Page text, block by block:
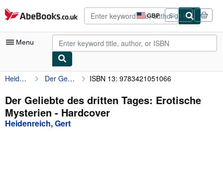
Skip to main content
AbeBooks.co.uk GBP
Site
shopping
preferences
Sign in
Menu
My Account
My Purchases
Advanced Search
Heidenreich, Gert Der Geliebte des dritten Tages: Erotische Mysterien ISBN 13: 9783421051066
Der Geliebte des dritten Tages: Erotische
Mysterien - Hardcover
Heidenreich, Gert